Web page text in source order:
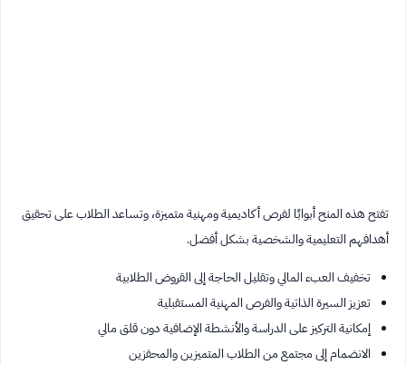
تفتح هذه المنح أبوابًا لفرص أكاديمية ومهنية متميزة، وتساعد الطلاب على تحقيق
أهدافهم التعليمية والشخصية بشكل أفضل.
تخفيف العبء المالي وتقليل الحاجة إلى القروض الطلابية
تعزيز السيرة الذاتية والفرص المهنية المستقبلية
إمكانية التركيز على الدراسة والأنشطة الإضافية دون قلق مالي
الانضمام إلى مجتمع من الطلاب المتميزين والمحفزين